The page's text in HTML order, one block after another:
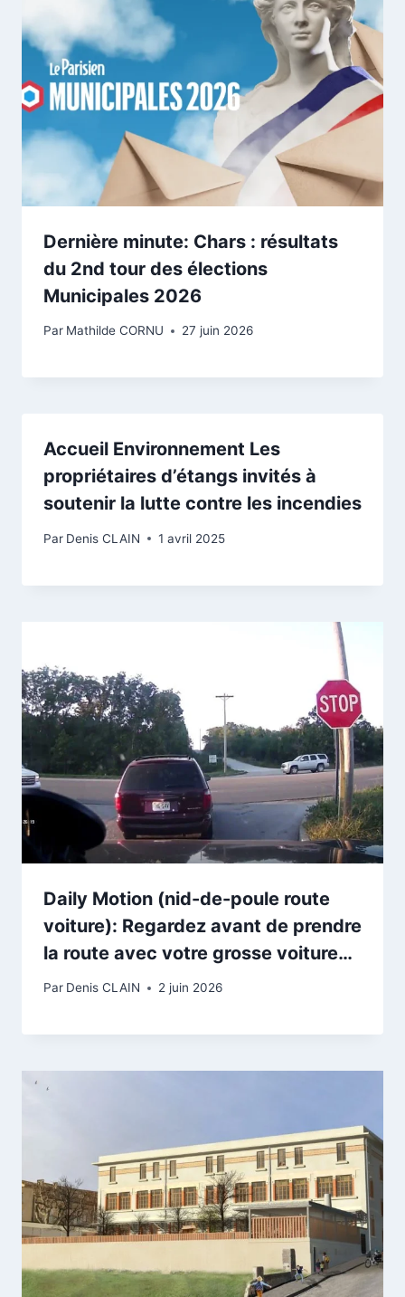
Dernière minute: Chars : résultats
du 2nd tour des élections
Municipales 2026
Par Mathilde CORNU 27 juin 2026
Accueil Environnement Les
propriétaires d’étangs invités à
soutenir la lutte contre les incendies
Par Denis CLAIN 1 avril 2025
Daily Motion (nid-de-poule route
voiture): Regardez avant de prendre
la route avec votre grosse voiture…
Par Denis CLAIN 2 juin 2026